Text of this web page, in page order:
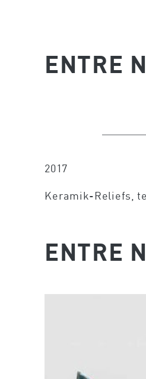
ENTRE
2017
Keramik-Reliefs,
ENTRE